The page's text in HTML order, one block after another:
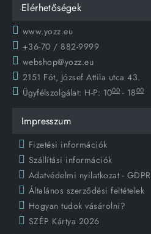
Elérhetőségek
www.yozz.eu
+36-70 / 882-9999
webshop@yozz.eu
2151 Fót, József Attila utca 43.
Ügyfélszolgálat: H-P: 1000 - 1800
Impresszum
Fizetési információk
Szállítási információk
Adatvédelmi nyilatkozat - GDPR
Általános szerződési feltételek
Hogyan tudok vásárolni?
SZÉP Kártya 2026